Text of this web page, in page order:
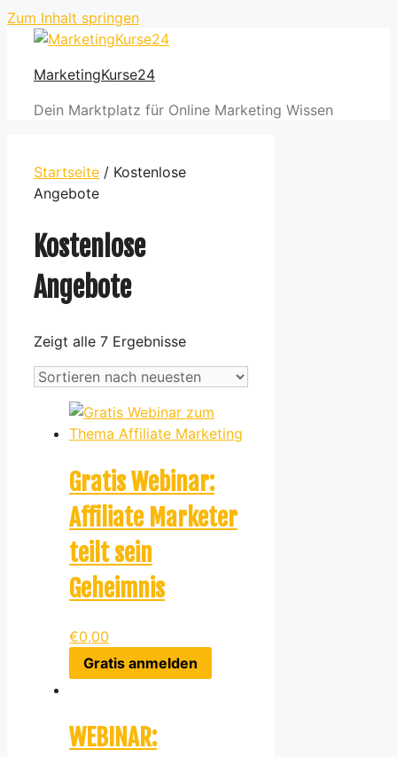
Zum Inhalt springen
MarketingKurse24
Dein Marktplatz für Online Marketing Wissen
Startseite / Kostenlose
Angebote
Kostenlose
Angebote
Zeigt alle 7 Ergebnisse
Gratis Webinar:
Affiliate Marketer
teilt sein
Geheimnis
€0,00
Gratis anmelden
WEBINAR: